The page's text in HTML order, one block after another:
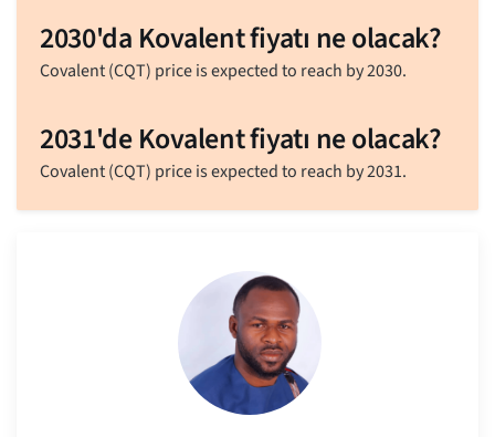
2030'da Kovalent fiyatı ne olacak?
Covalent (CQT) price is expected to reach by 2030.
2031'de Kovalent fiyatı ne olacak?
Covalent (CQT) price is expected to reach by 2031.